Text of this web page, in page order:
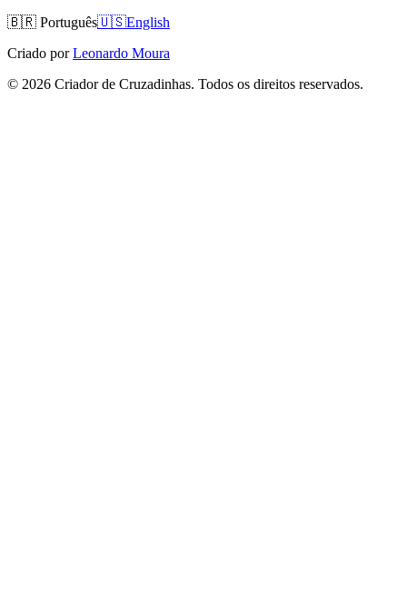
🇧🇷 Português🇺🇸English
Criado por Leonardo Moura
© 2026 Criador de Cruzadinhas. Todos os direitos reservados.